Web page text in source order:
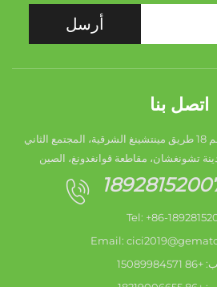
أرسل
اتصل بنا
Add: غرفة 401، مبنى 3، رقم 18 طريق مينتشينغ الشرقية، المجتمع الثاني
تشونغشان، مقاطعة قوانغدونغ، الصين
Tel: +86-
Email: